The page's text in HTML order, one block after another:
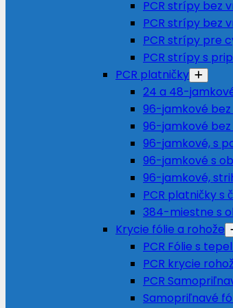
PCR strípy bez
PCR strípy bez
PCR strípy pre
PCR strípy s
PCR platničky
24 a 48-
96-jamkové
96-jamkové
96-jamkové, s
96-jamkové s
96-jamkové,
PCR platničky s
384-miestne s
Krycie fólie a rohože
PCR Fólie s
PCR krycie
PCR
Samopriľnavé